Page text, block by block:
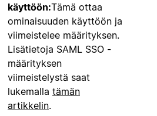
käyttöön:Tämä ottaa
ominaisuuden käyttöön ja
viimeistelee määrityksen.
Lisätietoja SAML SSO -
määrityksen
viimeistelystä saat
lukemalla tämän
artikkelin.